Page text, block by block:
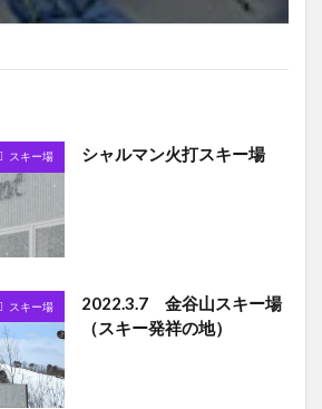
スキー場 シャルマン火打スキー場
スキー場
2022.3.7 金谷山スキー場
（スキー発祥の地）